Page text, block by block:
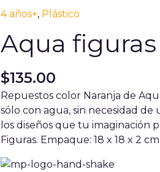
4 años+, Plástico
Aqua
$135.00
Repuestos color Naranja de
sólo con agua, sin necesidad de
los diseños que tu imaginación
Figuras. Empaque: 18 x 18 x 2 cm
figuras
naranja
Diako
cantidad